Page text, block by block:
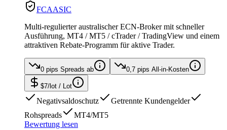
FCAASIC
Multi-regulierter australischer ECN-Broker mit schneller
Ausführung, MT4 / MT5 / cTrader / TradingView und einem
attraktiven Rebate-Programm für aktive Trader.
0 pips Spreads ab 0,7 pips All-in-Kosten
$7/lot / Lot
Negativsaldoschutz
Getrennte Kundengelder
Rohspreads
MT4/MT5
Bewertung lesen